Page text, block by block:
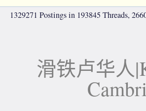
1329271 Postings in 193845 Threads,
滑铁卢华人